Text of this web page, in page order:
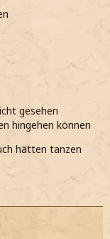
gesehen
hingehen können
hätten tanzen